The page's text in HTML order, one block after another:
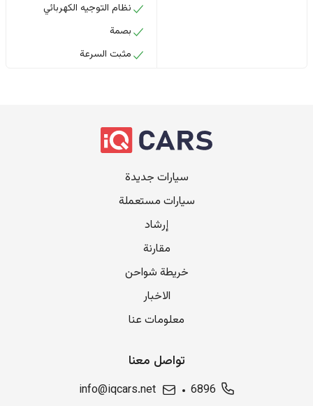
نظام التوجيه الكهربائي
بصمة
مثبت السرعة
سيارات جديدة
سيارات مستعملة
إرشاد
مقارنة
خريطة شواحن
الاخبار
معلومات عنا
تواصل معنا
6896
info@iqcars.net